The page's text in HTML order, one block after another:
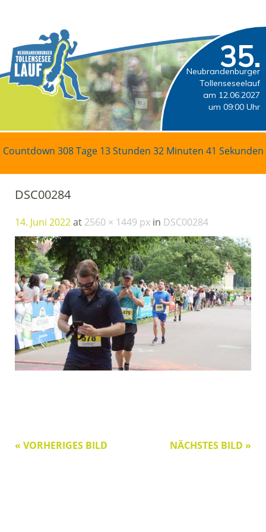
35.
Neubrandenburger
Tollenseseelauf
am 12.06.2027
um 09:00 Uhr
Countdown 308 Tage 13 Stunden 32 Minuten 41 Sekunden
DSC00284
14. Juni 2022at 2560 × 1449 px in DSC00284
« VORHERIGES BILD NÄCHSTES BILD »